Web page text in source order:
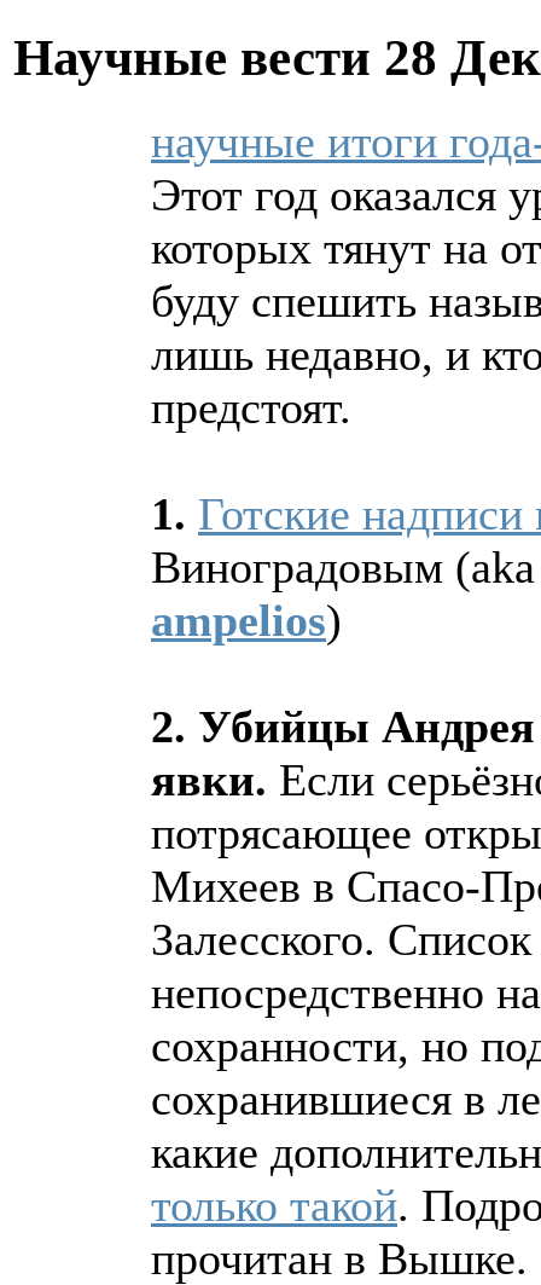
Научные вести 28
научные итоги
Этот год оказался
которых тянут на
буду спешить
лишь недавно, и
предстоят.
1. Готские
Виноградовым (aka
ampelios)
2. Убийцы Андрея
явки. Если
потрясающее
Михеев в Спасо-
Залесского.
непосредственно
сохранности, но
сохранившиеся в
какие
только такой.
прочитан в Вышке.